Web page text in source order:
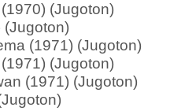
(Jugoton)
(Jugoton)
(1971) (Jugoton)
(Jugoton)
(1971) (Jugoton)